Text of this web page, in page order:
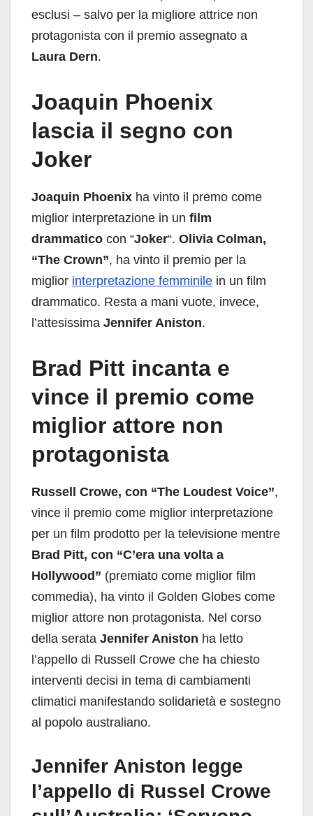
esclusi – salvo per la migliore attrice non
protagonista con il premio assegnato a
Laura Dern.
Joaquin Phoenix
lascia il segno con
Joker
Joaquin Phoenix ha vinto il premo come
miglior interpretazione in un film
drammatico con “Joker“. Olivia Colman,
“The Crown”, ha vinto il premio per la
miglior interpretazione femminile in un film
drammatico. Resta a mani vuote, invece,
l’attesissima Jennifer Aniston.
Brad Pitt incanta e
vince il premio come
miglior attore non
protagonista
Russell Crowe, con “The Loudest Voice”,
vince il premio come miglior interpretazione
per un film prodotto per la televisione mentre
Brad Pitt, con “C’era una volta a
Hollywood” (premiato come miglior film
commedia), ha vinto il Golden Globes come
miglior attore non protagonista. Nel corso
della serata Jennifer Aniston ha letto
l’appello di Russell Crowe che ha chiesto
interventi decisi in tema di cambiamenti
climatici manifestando solidarietà e sostegno
al popolo australiano.
Jennifer Aniston legge
l’appello di Russel Crowe